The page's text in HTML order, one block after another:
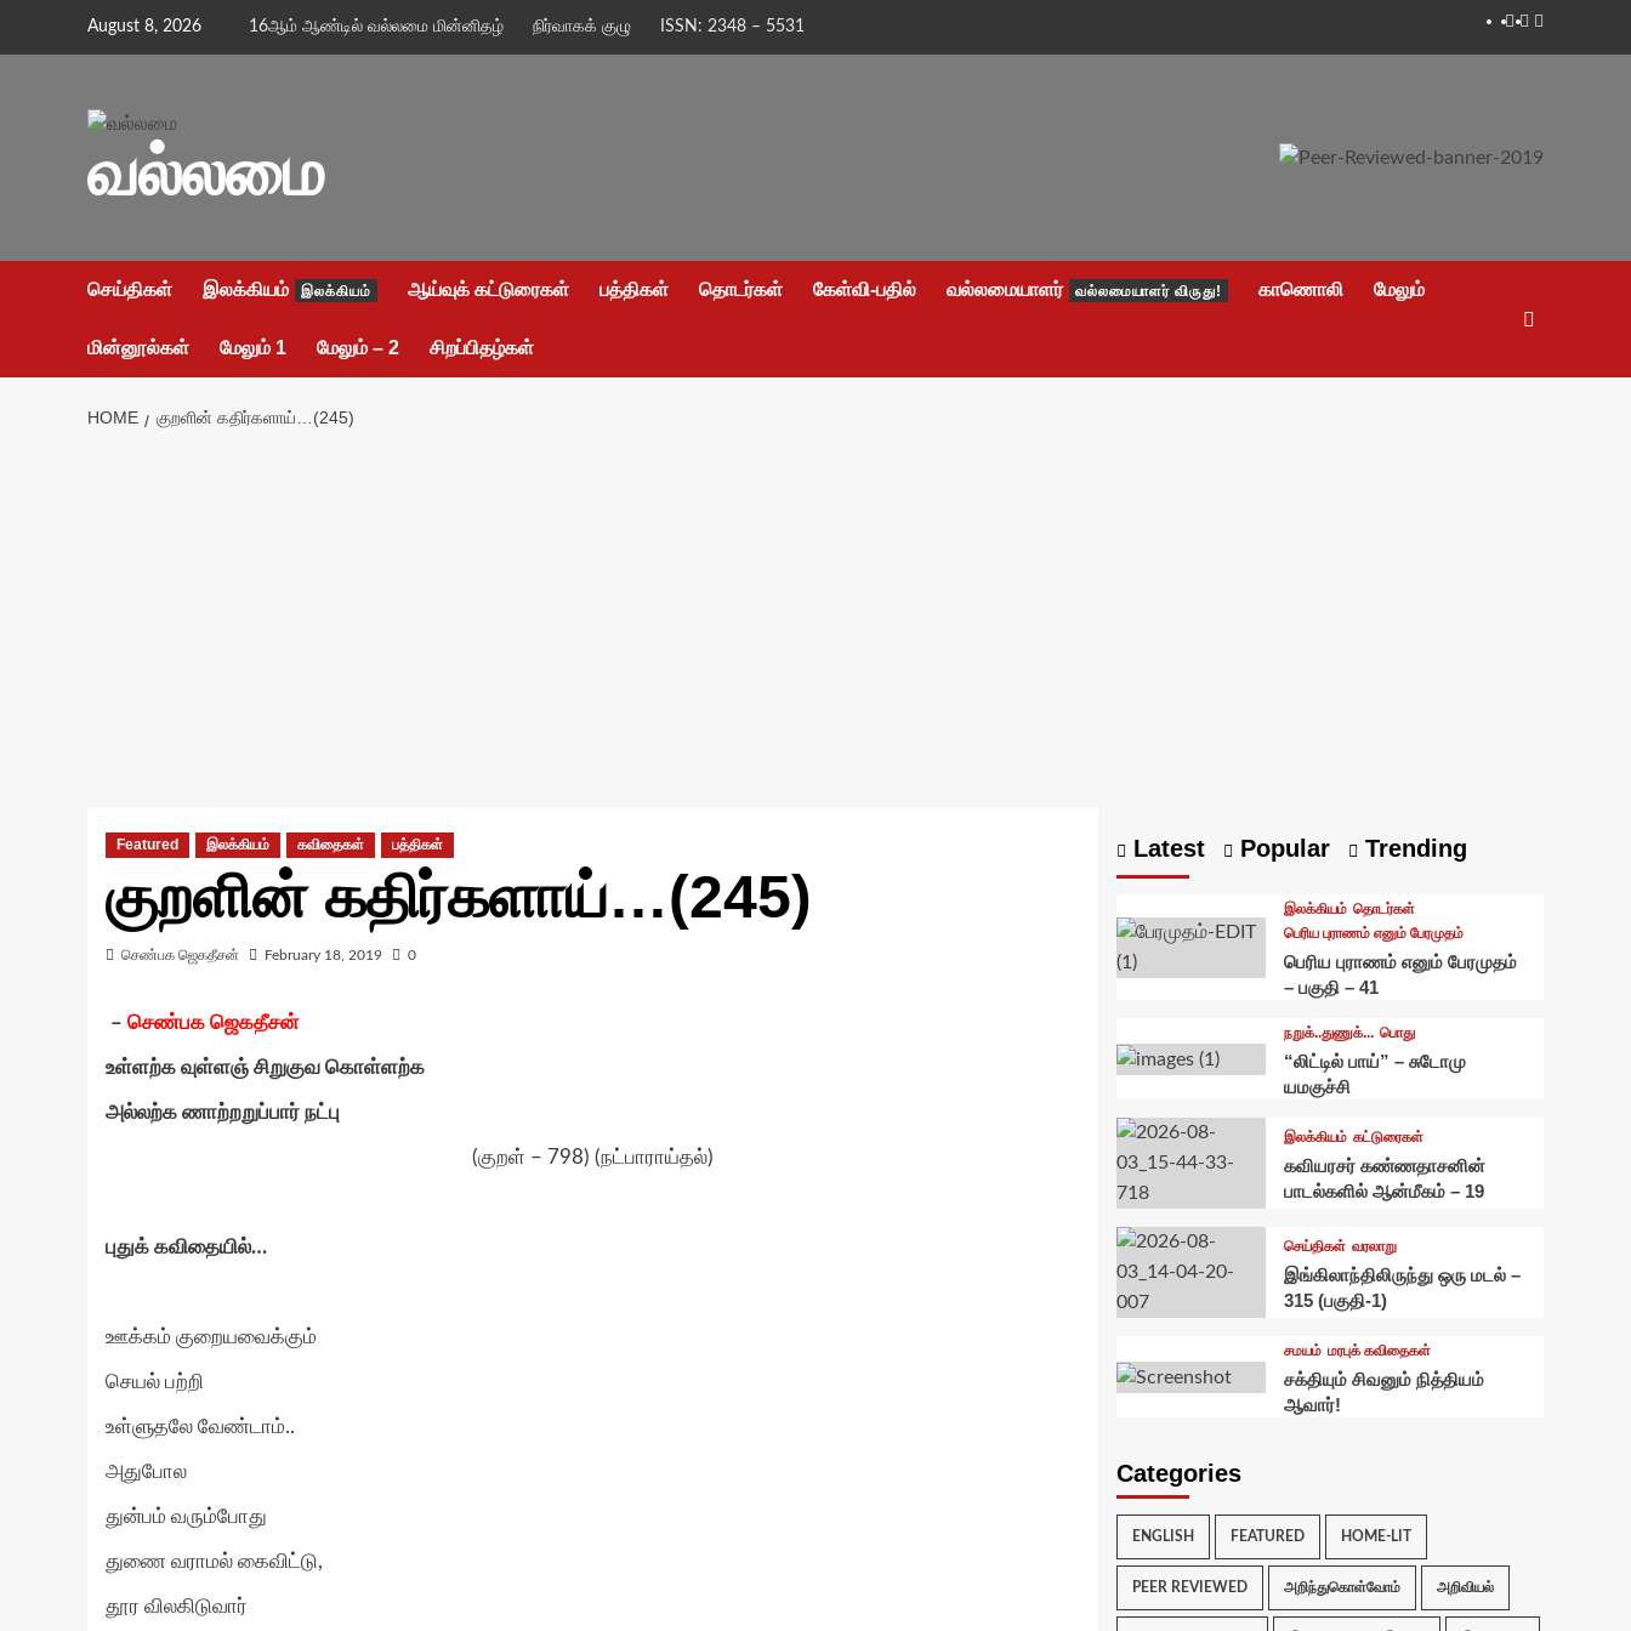
August 8, 2026 16ஆம் ஆண்டில் வல்லமை மின்னிதழ் நிர்வாகக் குழு ISSN: 2348 – 5531 Facebook
Twitter
Youtube
வல்லமை
செய்திகள் இலக்கியம் இலக்கியம் ஆய்வுக் கட்டுரைகள் பத்திகள் தொடர்கள் கேள்வி-பதில் வல்லமையாளர் வல்லமையாளர் விருது! காணொலி மேலும்
மின்னூல்கள் மேலும் 1 மேலும் – 2 சிறப்பிதழ்கள்
HOME குறளின் கதிர்களாய்…(245)
Featured இலக்கியம் கவிதைகள் பத்திகள்
குறளின் கதிர்களாய்…(245)
செண்பக ஜெகதீசன் February 18, 2019 0
– செண்பக ஜெகதீசன்
உள்ளற்க வுள்ளஞ் சிறுகுவ கொள்ளற்க
அல்லற்க ணாற்றறுப்பார் நட்பு
(குறள் – 798) (நட்பாராய்தல்)
புதுக் கவிதையில்…
ஊக்கம் குறையவைக்கும்
செயல் பற்றி
உள்ளுதலே வேண்டாம்..
அதுபோல
துன்பம் வரும்போது
துணை வராமல் கைவிட்டு,
தூர விலகிடுவார்
Latest Popular Trending
இலக்கியம் தொடர்கள்
பெரிய புராணம் எனும் பேரமுதம்
பெரிய புராணம் எனும் பேரமுதம்
– பகுதி – 41
நறுக்..துணுக்... பொது
“லிட்டில் பாய்” – சுடோமு
யமகுச்சி
இலக்கியம் கட்டுரைகள்
கவியரசர் கண்ணதாசனின்
பாடல்களில் ஆன்மீகம் – 19
செய்திகள் வரலாறு
இங்கிலாந்திலிருந்து ஒரு மடல் –
315 (பகுதி-1)
சமயம் மரபுக் கவிதைகள்
சக்தியும் சிவனும் நித்தியம்
ஆவார்!
Categories
ENGLISH FEATURED HOME-LIT
PEER REVIEWED அறிந்துகொள்வோம் அறிவியல்